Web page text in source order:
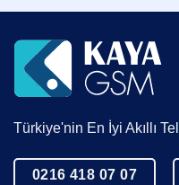
Türkiye'nin En İyi Akıllı
0216 418 07 07